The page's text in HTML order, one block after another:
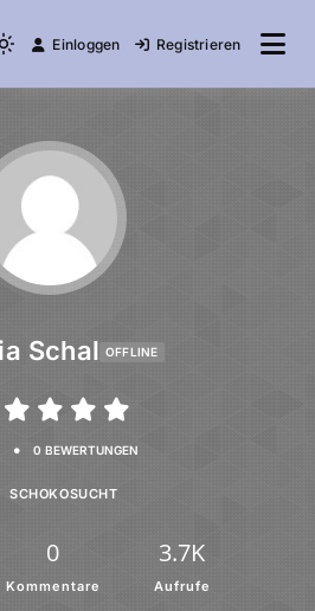
Einloggen Registrieren
Schal OFFLINE
• 0 BEWERTUNGEN
SCHOKOSUCHT
0
Kommentare
3.7K
Aufrufe